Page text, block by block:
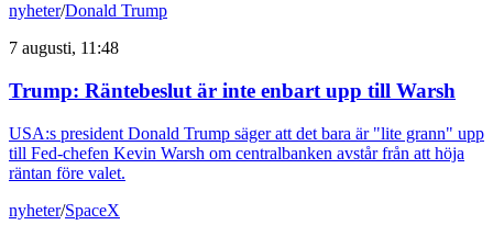
nyheter/Donald Trump
7 augusti, 11:48
Trump: Räntebeslut är inte enbart upp till Warsh
USA:s president Donald Trump säger att det bara är "lite grann" upp
till Fed-chefen Kevin Warsh om centralbanken avstår från att höja
räntan före valet.
nyheter/SpaceX